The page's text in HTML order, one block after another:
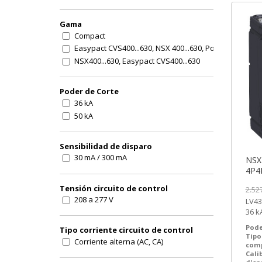
LV431780 |
36 kA
63 A
630 A
80 A
Gama
Compact
Easypact CVS400...630, NSX 400...630, PowerPact
NSX400...630, Easypact CVS400...630
Poder de Corte
36 kA
50 kA
Sensibilidad de disparo
30 mA / 300 mA
Tensión circuito de control
208 a 277 V
Tipo corriente circuito de control
Corriente alterna (AC, CA)